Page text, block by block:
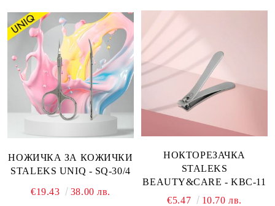
НОЖИЧКА ЗА КОЖИЧКИ
STALEKS UNIQ - SQ-30/4
€19.43 38.00 лв.
НОКТОРЕЗАЧКА
STALEKS
BEAUTY&CARE - KBC-11
€5.47
10.70 лв.